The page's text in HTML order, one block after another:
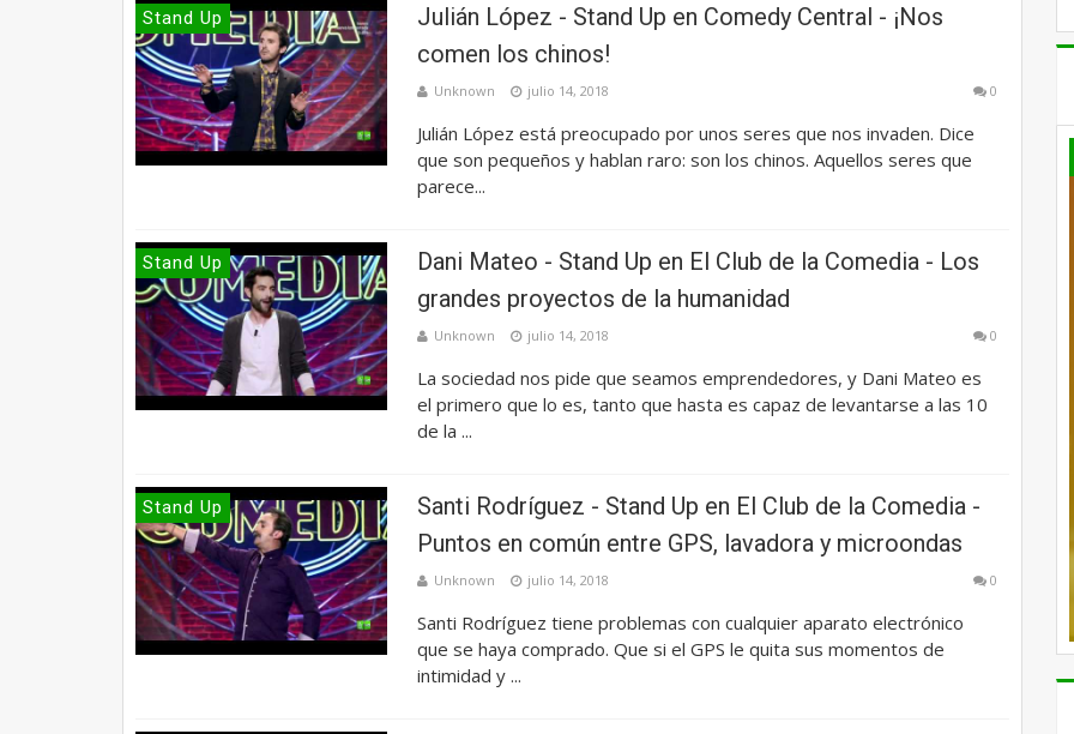
Stand Up
Julián López - Stand Up en Comedy Central - ¡Nos
comen los chinos!
Unknown julio 14, 2018 0
Julián López está preocupado por unos seres que nos invaden. Dice
que son pequeños y hablan raro: son los chinos. Aquellos seres que
parece...
Stand Up
Dani Mateo - Stand Up en El Club de la Comedia - Los
grandes proyectos de la humanidad
Unknown julio 14, 2018 0
La sociedad nos pide que seamos emprendedores, y Dani Mateo es
el primero que lo es, tanto que hasta es capaz de levantarse a las 10
de la ...
Stand Up
Santi Rodríguez - Stand Up en El Club de la Comedia -
Puntos en común entre GPS, lavadora y microondas
Unknown julio 14, 2018 0
Santi Rodríguez tiene problemas con cualquier aparato electrónico
que se haya comprado. Que si el GPS le quita sus momentos de
intimidad y ...